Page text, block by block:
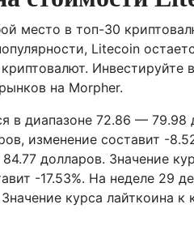
место в топ-30
Litecoin
Инвестируйте
на Morpher.
в диапазоне 72.86 — 79.98
изменение составит -
долларов. Значение
-17.53%. На неделе 29
курса лайткоина к